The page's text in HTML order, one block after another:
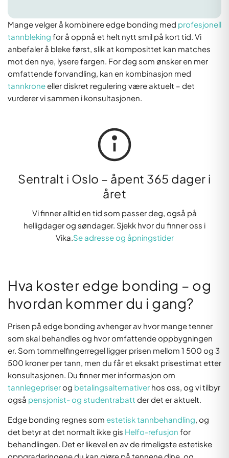
Mange velger å kombinere edge bonding med profesjonell
tannbleking for å oppnå et helt nytt smil på kort tid. Vi
anbefaler å bleke først, slik at komposittet kan matches
mot den nye, lysere fargen. For deg som ønsker en mer
omfattende forvandling, kan en kombinasjon med
tannkroneeller diskret regulering være aktuelt – det
vurderer vi sammen i konsultasjonen.
Sentralt i Oslo – åpent 365 dager i
året
Vi finner alltid en tid som passer deg, også på
helligdager og søndager. Sjekk hvor du finner oss i
Vika.Se adresse og åpningstider
Hva koster edge bonding – og
hvordan kommer du i gang?
Prisen på edge bonding avhenger av hvor mange tenner
som skal behandles og hvor omfattende oppbygningen
er. Som tommelfingerregel ligger prisen mellom 1 500 og 3
500 kroner per tann, men du får et eksakt prisestimat etter
konsultasjonen. Du finner mer informasjon om
tannlegepriserog betalingsalternativer hos oss, og vi tilbyr
også pensjonist- og studentrabatt der det er aktuelt.
Edge bonding regnes som estetisk tannbehandling, og
det betyr at det normalt ikke gis Helfo-refusjon for
behandlingen. Det er likevel en av de rimeligste estetiske